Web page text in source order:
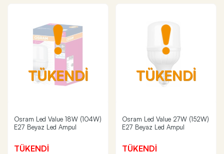
TÜKENDİ
Osram Led Value 18W (104W)
E27 Beyaz Led Ampul
TÜKENDİ
TÜKENDİ
Osram Led Value 27W (152W)
E27 Beyaz Led Ampul
TÜKENDİ